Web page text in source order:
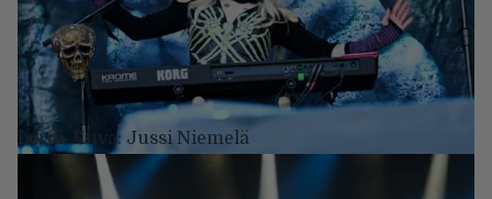
Lordi. Kuva: Jussi Niemelä